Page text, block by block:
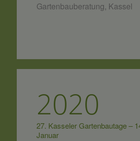
Gartenbauberatung, Kassel
2020
27. Kasseler Gartenbautage –
Januar